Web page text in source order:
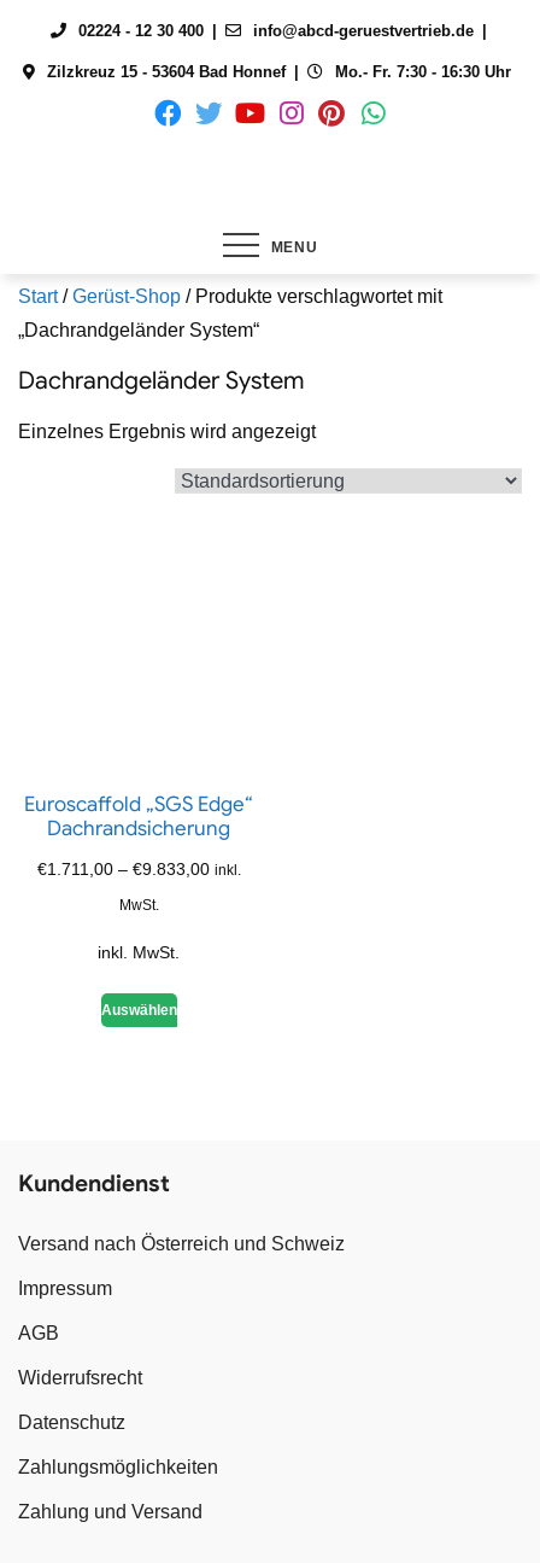
content
02224 - 12 30 400 info@abcd-geruestvertrieb.de
Zilzkreuz 15 - 53604 Bad Honnef Mo.- Fr. 7:30 - 16:30 Uhr
MENU
Start/Gerüst-Shop / Produkte verschlagwortet mit
„Dachrandgeländer System“
Dachrandgeländer System
Einzelnes Ergebnis wird angezeigt
Euroscaffold „SGS Edge“
Dachrandsicherung
€1.711,00– €9.833,00 inkl.
MwSt.
inkl. MwSt.
Auswählen
Kundendienst
Versand nach Österreich und Schweiz
Impressum
AGB
Widerrufsrecht
Datenschutz
Zahlungsmöglichkeiten
Zahlung und Versand